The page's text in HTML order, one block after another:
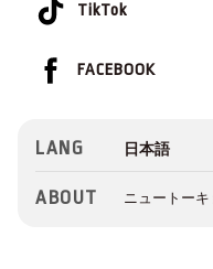
TikTok
FACEBOOK
LANG
ABOUT ニュートー